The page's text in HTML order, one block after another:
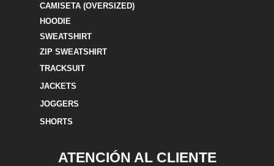
CAMISETA (OVERSIZED)
HOODIE
SWEATSHIRT
ZIP SWEATSHIRT
TRACKSUIT
JACKETS
JOGGERS
SHORTS
ATENCIÓN AL CLIENTE